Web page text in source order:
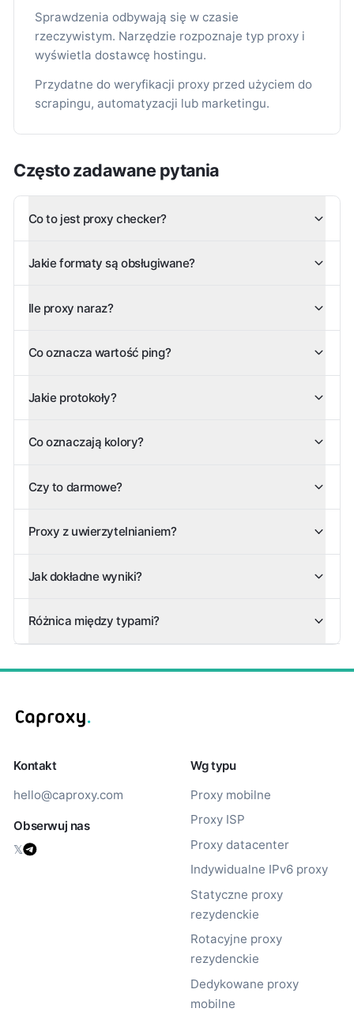
Sprawdzenia odbywają się w czasie
rzeczywistym. Narzędzie rozpoznaje typ proxy i
wyświetla dostawcę hostingu.
Przydatne do weryfikacji proxy przed użyciem do
scrapingu, automatyzacji lub marketingu.
Często zadawane pytania
Co to jest proxy checker?
Jakie formaty są obsługiwane?
Ile proxy naraz?
Co oznacza wartość ping?
Jakie protokoły?
Co oznaczają kolory?
Czy to darmowe?
Proxy z uwierzytelnianiem?
Jak dokładne wyniki?
Różnica między typami?
Kontakt
hello@caproxy.com
Obserwuj nas
𝕏
Wg typu
Proxy mobilne
Proxy ISP
Proxy datacenter
Indywidualne IPv6 proxy
Statyczne proxy
rezydenckie
Rotacyjne proxy
rezydenckie
Dedykowane proxy
mobilne